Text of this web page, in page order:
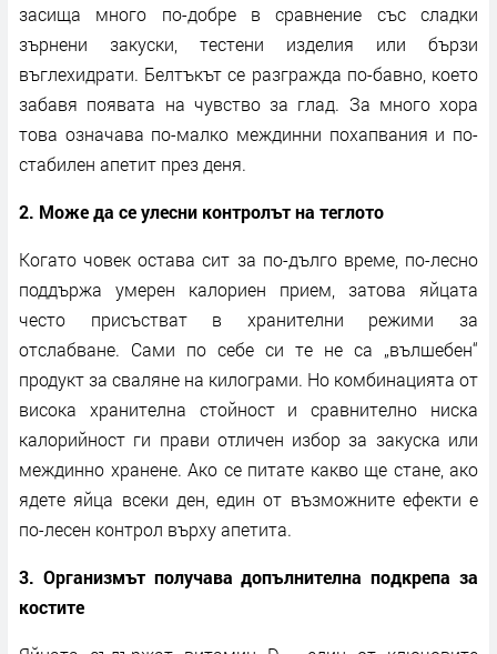
засища много по-добре в сравнение със сладки
зърнени закуски, тестени изделия или бързи
въглехидрати. Белтъкът се разгражда по-бавно, което
забавя появата на чувство за глад. За много хора
това означава по-малко междинни похапвания и по-
стабилен апетит през деня.
2. Може да се улесни контролът на теглото
Когато човек остава сит за по-дълго време, по-лесно
поддържа умерен калориен прием, затова яйцата
често присъстват в хранителни режими за
отслабване. Сами по себе си те не са „вълшебен“
продукт за сваляне на килограми. Но комбинацията от
висока хранителна стойност и сравнително ниска
калорийност ги прави отличен избор за закуска или
междинно хранене. Ако се питате какво ще стане, ако
ядете яйца всеки ден, един от възможните ефекти е
по-лесен контрол върху апетита.
3. Организмът получава допълнителна подкрепа за
костите